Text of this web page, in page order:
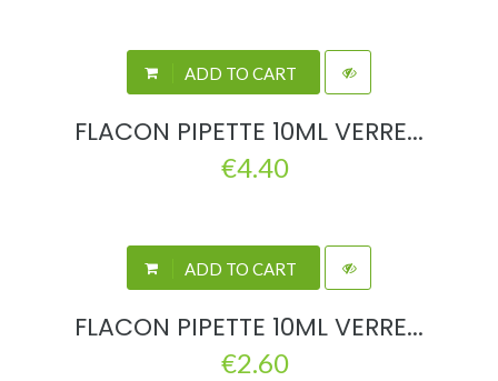
ADD TO CART
FLACON PIPETTE 10ML VERRE...
€4.40
ADD TO CART
FLACON PIPETTE 10ML VERRE...
€2.60